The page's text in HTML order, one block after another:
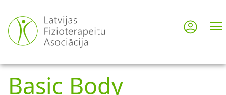
uz
galveno
saturu
User
Basic Body